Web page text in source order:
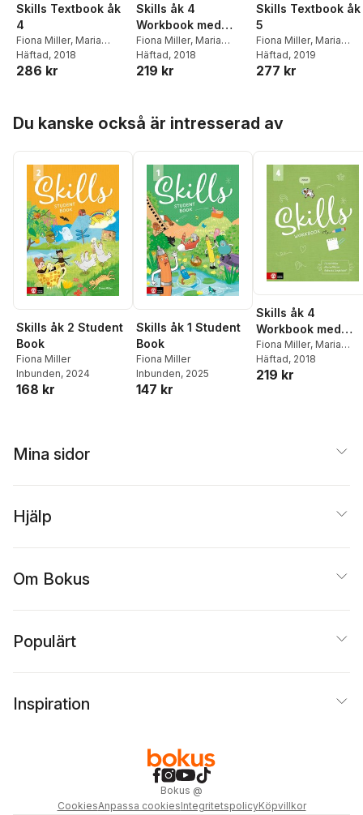
Skills Textbook åk
4
Fiona Miller, Maria
Olsson,Rebecka Ungh
Wolf
Häftad, 2018
286 kr
Skills åk 4
Workbook med
elevwebb
Fiona Miller, Maria
Olsson,Rebecka Ungh
Wolf
Häftad, 2018
219 kr
Skills Textbook åk
5
Fiona Miller, Maria
Olsson,Rebecka
Wolf
Häftad, 2019
277 kr
Du kanske också är intresserad av
Skills åk 2 Student
Book
Fiona Miller
Inbunden, 2024
168 kr
Skills åk 1 Student
Book
Fiona Miller
Inbunden, 2025
147 kr
Skills åk 4
Workbook med
elevwebb
Fiona Miller, Maria
Olsson,Rebecka
Wolf
Häftad, 2018
219 kr
Mina sidor
Hjälp
Om Bokus
Populärt
Inspiration
Bokus @
CookiesAnpassa cookiesIntegritetspolicyKöpvillkor